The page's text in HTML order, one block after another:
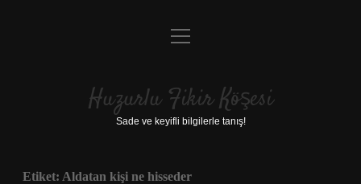
Anasayfa
Yasal Uyarı
menüyü
Huzurlu Fikir Köşesi
Sade ve keyifli bilgilerle tanış!
Etiket: Aldatan kişi ne hisseder